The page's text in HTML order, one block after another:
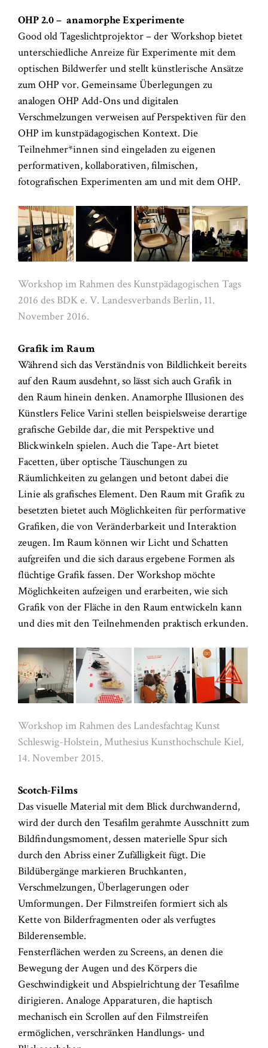
OHP 2.0 – anamorphe Experimente
Good old Tageslichtprojektor – der Workshop bietet
unterschiedliche Anreize für Experimente mit dem
optischen Bildwerfer und stellt künstlerische Ansätze
zum OHP vor. Gemeinsame Überlegungen zu
analogen OHP Add-Ons und digitalen
Verschmelzungen verweisen auf Perspektiven für den
OHP im kunstpädagogischen Kontext. Die
Teilnehmer*innen sind eingeladen zu eigenen
performativen, kollaborativen, filmischen,
fotografischen Experimenten am und mit dem OHP.
Workshop im Rahmen des Kunstpädagogischen Tags
2016 des BDK e. V. Landesverbands Berlin, 11.
November 2016.
Grafik im Raum
Während sich das Verständnis von Bildlichkeit bereits
auf den Raum ausdehnt, so lässt sich auch Grafik in
den Raum hinein denken. Anamorphe Illusionen des
Künstlers Felice Varini stellen beispielsweise derartige
grafische Gebilde dar, die mit Perspektive und
Blickwinkeln spielen. Auch die Tape-Art bietet
Facetten, über optische Täuschungen zu
Räumlichkeiten zu gelangen und betont dabei die
Linie als grafisches Element. Den Raum mit Grafik zu
besetzten bietet auch Möglichkeiten für performative
Grafiken, die von Veränderbarkeit und Interaktion
zeugen. Im Raum können wir Licht und Schatten
aufgreifen und die sich daraus ergebene Formen als
flüchtige Grafik fassen. Der Workshop möchte
Möglichkeiten aufzeigen und erarbeiten, wie sich
Grafik von der Fläche in den Raum entwickeln kann
und dies mit den Teilnehmenden praktisch erkunden.
Workshop im Rahmen des Landesfachtag Kunst
Schleswig-Holstein, Muthesius Kunsthochschule Kiel,
14. November 2015.
Scotch-Films
Das visuelle Material mit dem Blick durchwandernd,
wird der durch den Tesafilm gerahmte Ausschnitt zum
Bildfindungsmoment, dessen materielle Spur sich
durch den Abriss einer Zufälligkeit fügt. Die
Bildübergänge markieren Bruchkanten,
Verschmelzungen, Überlagerungen oder
Umformungen. Der Filmstreifen formiert sich als
Kette von Bilderfragmenten oder als verfugtes
Bilderensemble.
Fensterflächen werden zu Screens, an denen die
Bewegung der Augen und des Körpers die
Geschwindigkeit und Abspielrichtung der Tesafilme
dirigieren. Analoge Apparaturen, die haptisch
mechanisch ein Scrollen auf den Filmstreifen
ermöglichen, verschränken Handlungs- und